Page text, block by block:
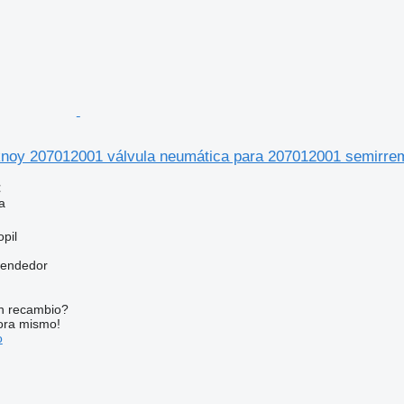
207012001 válvula neumática para 207012001
recambio?
mismo!